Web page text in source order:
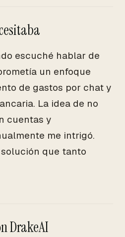
escuché hablar de
un enfoque
de gastos por chat y
La idea de no
cuentas y
me intrigó.
que tanto
DrakeAI